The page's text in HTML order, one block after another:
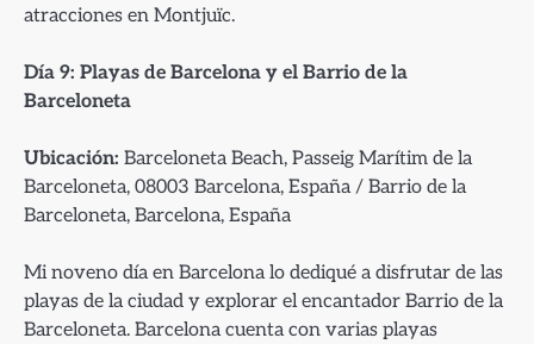
atracciones en Montjuïc.
Día 9: Playas de Barcelona y el Barrio de la
Barceloneta
Ubicación: Barceloneta Beach, Passeig Marítim de la
Barceloneta, 08003 Barcelona, España / Barrio de la
Barceloneta, Barcelona, España
Mi noveno día en Barcelona lo dediqué a disfrutar de las
playas de la ciudad y explorar el encantador Barrio de la
Barceloneta. Barcelona cuenta con varias playas